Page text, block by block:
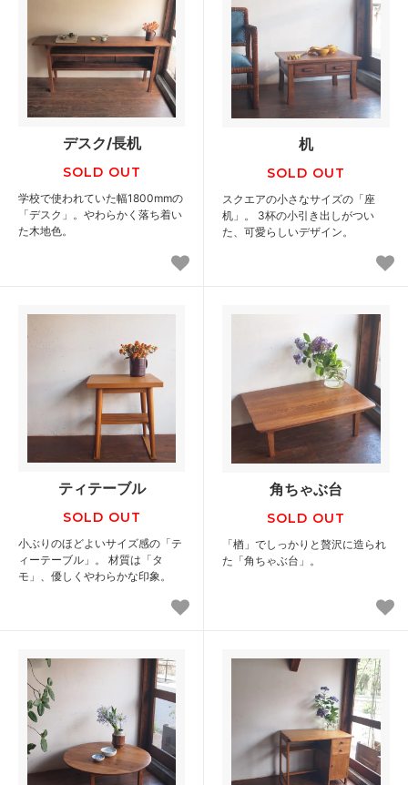
デスク/長机
SOLD OUT
学校で使われていた幅1800mmの
「デスク」。やわらかく落ち着い
た木地色。
机
SOLD OUT
スクエアの小さなサイズの「座
机」。 3杯の小引き出しがつい
た、可愛らしいデザイン。
ティテーブル
SOLD OUT
小ぶりのほどよいサイズ感の「テ
ィーテーブル」。 材質は「タ
モ」、優しくやわらかな印象。
角ちゃぶ台
SOLD OUT
「楢」でしっかりと贅沢に造られ
た「角ちゃぶ台」。